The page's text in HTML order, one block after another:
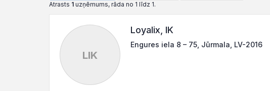
Atrasts 1 uzņēmums, rāda no 1 līdz 1.
LIK
Loyalix, IK
Engures iela 8 – 75, Jūrmala, LV-2016